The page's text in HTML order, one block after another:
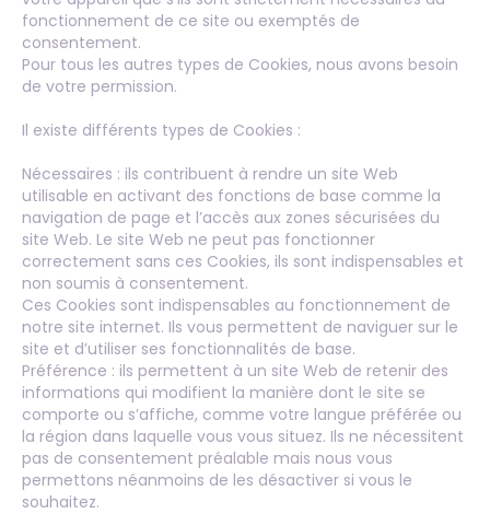
fonctionnement de ce site ou exemptés de
consentement.
Pour tous les autres types de Cookies, nous avons besoin
de votre permission.
Il existe différents types de Cookies :
Nécessaires : ils contribuent à rendre un site Web
utilisable en activant des fonctions de base comme la
navigation de page et l’accès aux zones sécurisées du
site Web. Le site Web ne peut pas fonctionner
correctement sans ces Cookies, ils sont indispensables et
non soumis à consentement.
Ces Cookies sont indispensables au fonctionnement de
notre site internet. Ils vous permettent de naviguer sur le
site et d’utiliser ses fonctionnalités de base.
Préférence : ils permettent à un site Web de retenir des
informations qui modifient la manière dont le site se
comporte ou s’affiche, comme votre langue préférée ou
la région dans laquelle vous vous situez. Ils ne nécessitent
pas de consentement préalable mais nous vous
permettons néanmoins de les désactiver si vous le
souhaitez.